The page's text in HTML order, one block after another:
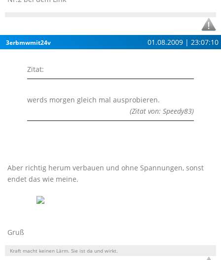
3erbmwmit24v 01.08.2009 | 23:07:10
Zitat:
werds morgen gleich mal ausprobieren.
(Zitat von: Speedy83)
Aber richtig herum verbauen und ohne Spannungen, sonst
endet das wie meine.
Gruß
Kraft macht keinen Lärm. Sie ist da und wirkt.